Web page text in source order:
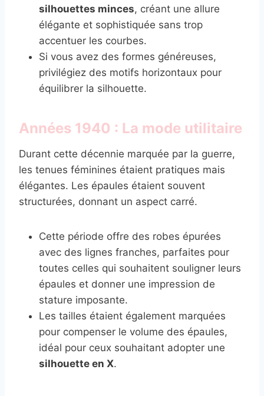
silhouettes minces, créant une allure
élégante et sophistiquée sans trop
accentuer les courbes.
Si vous avez des formes généreuses,
privilégiez des motifs horizontaux pour
équilibrer la silhouette.
Années 1940 : La mode utilitaire
Durant cette décennie marquée par la guerre,
les tenues féminines étaient pratiques mais
élégantes. Les épaules étaient souvent
structurées, donnant un aspect carré.
Cette période offre des robes épurées
avec des lignes franches, parfaites pour
toutes celles qui souhaitent souligner leurs
épaules et donner une impression de
stature imposante.
Les tailles étaient également marquées
pour compenser le volume des épaules,
idéal pour ceux souhaitant adopter une
silhouette en X.